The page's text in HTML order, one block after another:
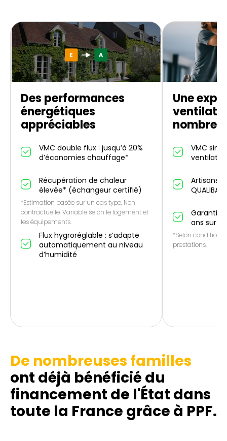
Des performances
énergétiques
appréciables
VMC double flux : jusqu’à 20%
d’économies chauffage*
Récupération de chaleur
élevée* (échangeur certifié)
*Estimation basée sur un cas type. Non
contractuelle. Variable selon le logement et
les équipements.
Flux hygroréglable : s’adapte
automatiquement au niveau
d’humidité
Une
VMC
Artisans
QUALIBAT
Garantie
ans sur
*Selon conditions
prestations.
De nombreuses familles
ont déjà bénéficié du
financement de l'État dans
toute la France grâce à PPF.